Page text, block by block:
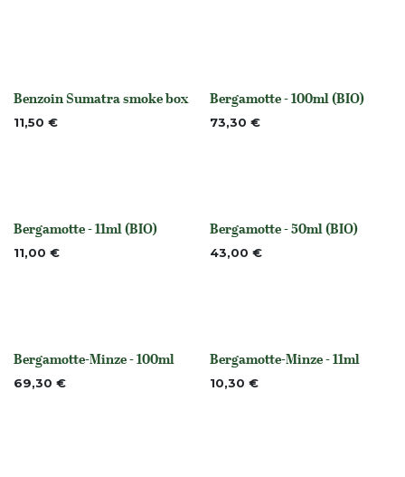
None
Benzoin Sumatra smoke box
11,50 € None
Bergamotte - 100ml (BIO)
73,30 €
None
Bergamotte - 11ml (BIO)
11,00 € None
Bergamotte - 50ml (BIO)
43,00 €
None
Bergamotte-Minze - 100ml
69,30 € None
Bergamotte-Minze - 11ml
10,30 €